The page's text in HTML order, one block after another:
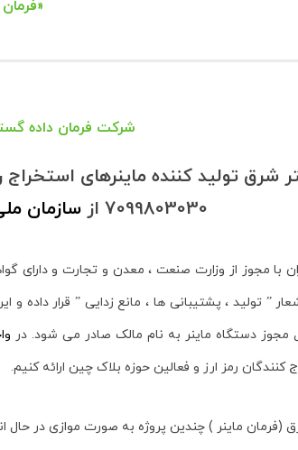
«فرمان
شرکت فرمان داده
7099803030 از
سازمان
” تولید ، پشتیبانی ها ، مانع زدایی ” قرار
دستگاه ماینر به نام مالک صادر می شود. در
کنندگان رمز ارز و فعالین حوزه بلاک چین ارائه کنیم.
(فرمان ماینر ) چندین پروژه به صورت موازی در حال